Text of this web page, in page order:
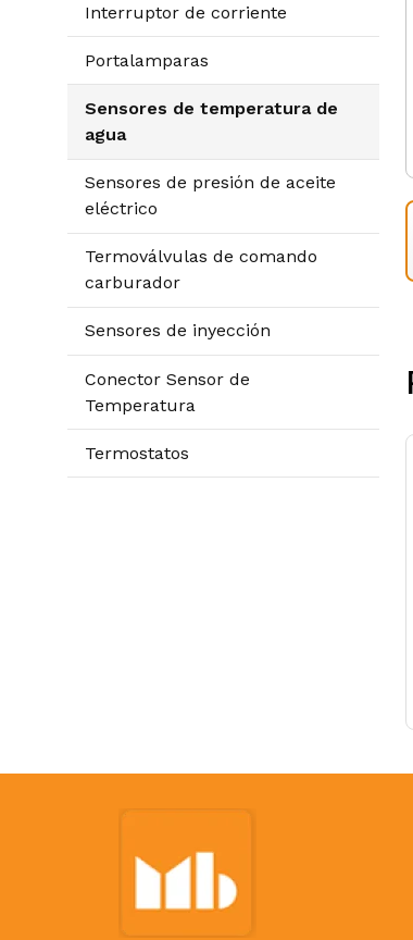
Interruptor de corriente
Portalamparas
Sensores de temperatura de
agua
Sensores de presión de aceite
eléctrico
Termoválvulas de comando
carburador
Sensores de inyección
Conector Sensor de
Temperatura
Termostatos